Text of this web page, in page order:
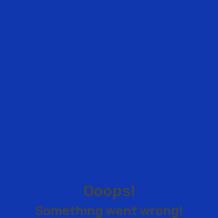
Ooops!
Something went wrong!